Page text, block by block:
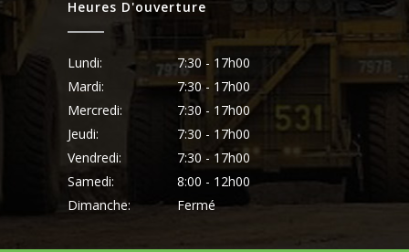
Heures D'ouverture
Lundi:
7:30 - 17h00
Mardi:
7:30 - 17h00
Mercredi:
7:30 - 17h00
Jeudi:
7:30 - 17h00
Vendredi:
7:30 - 17h00
Samedi:
8:00 - 12h00
Dimanche:
Fermé